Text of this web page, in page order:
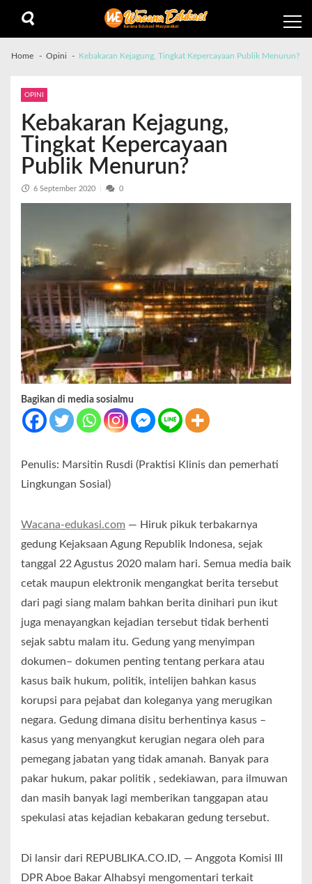
Home Opini Kebakaran Kejagung, Tingkat Kepercayaan Publik Menurun?
OPINI
Kebakaran Kejagung,
Tingkat Kepercayaan
Publik Menurun?
6 September 2020 0
Bagikan di media sosialmu
Penulis: Marsitin Rusdi (Praktisi Klinis dan pemerhati
Lingkungan Sosial)
Wacana-edukasi.com — Hiruk pikuk terbakarnya
gedung Kejaksaan Agung Republik Indonesa, sejak
tanggal 22 Agustus 2020 malam hari. Semua media baik
cetak maupun elektronik mengangkat berita tersebut
dari pagi siang malam bahkan berita dinihari pun ikut
juga menayangkan kejadian tersebut tidak berhenti
sejak sabtu malam itu. Gedung yang menyimpan
dokumen– dokumen penting tentang perkara atau
kasus baik hukum, politik, intelijen bahkan kasus
korupsi para pejabat dan koleganya yang merugikan
negara. Gedung dimana disitu berhentinya kasus –
kasus yang menyangkut kerugian negara oleh para
pemegang jabatan yang tidak amanah. Banyak para
pakar hukum, pakar politik , sedekiawan, para ilmuwan
dan masih banyak lagi memberikan tanggapan atau
spekulasi atas kejadian kebakaran gedung tersebut.
Di lansir dari REPUBLIKA.CO.ID, — Anggota Komisi III
DPR Aboe Bakar Alhabsyi mengomentari terkait